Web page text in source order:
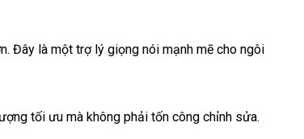
Đây là một trợ lý giọng nói mạnh mẽ cho ngôi
tối ưu mà không phải tốn công chỉnh sửa.